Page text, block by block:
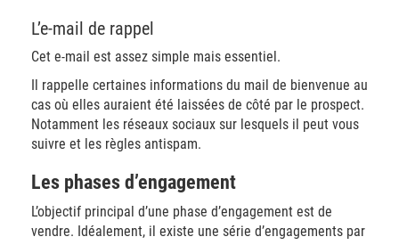
L’e-mail de rappel
Cet e-mail est assez simple mais essentiel.
Il rappelle certaines informations du mail de bienvenue au
cas où elles auraient été laissées de côté par le prospect.
Notamment les réseaux sociaux sur lesquels il peut vous
suivre et les règles antispam.
Les phases d’engagement
L’objectif principal d’une phase d’engagement est de
vendre. Idéalement, il existe une série d’engagements par